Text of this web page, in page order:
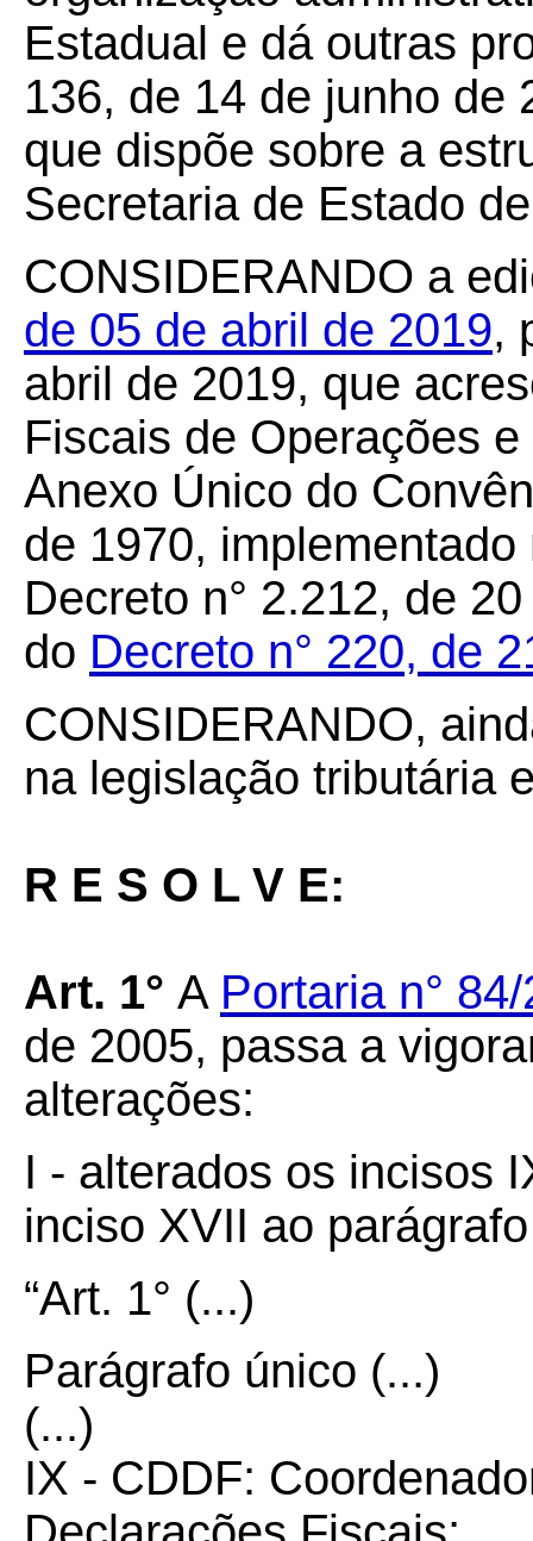
Estadual e dá outras
136, de 14 de junho de
que dispõe sobre a
Secretaria de Estado
CONSIDERANDO a
de 05 de abril de 2019,
abril de 2019, que
Fiscais de Operações
Anexo Único do
de 1970,
Decreto n° 2.212, de
do Decreto n° 220, de
CONSIDERANDO,
na legislação tributária
R E S O L V E:
Art. 1° A Portaria n°
de 2005, passa a
alterações:
I - alterados os incisos
inciso XVII ao
“Art. 1° (...)
Parágrafo único (...)
(...)
IX - CDDF: